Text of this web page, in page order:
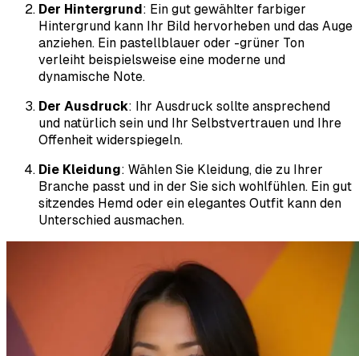
Der Hintergrund: Ein gut gewählter farbiger
Hintergrund kann Ihr Bild hervorheben und das Auge
anziehen. Ein pastellblauer oder -grüner Ton
verleiht beispielsweise eine moderne und
dynamische Note.
Der Ausdruck: Ihr Ausdruck sollte ansprechend
und natürlich sein und Ihr Selbstvertrauen und Ihre
Offenheit widerspiegeln.
Die Kleidung: Wählen Sie Kleidung, die zu Ihrer
Branche passt und in der Sie sich wohlfühlen. Ein gut
sitzendes Hemd oder ein elegantes Outfit kann den
Unterschied ausmachen.